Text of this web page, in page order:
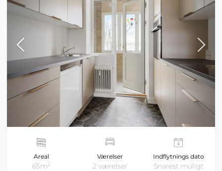
Areal
65m2
Værelser
2 værelser
Indflytnings dato
Snarest muligt